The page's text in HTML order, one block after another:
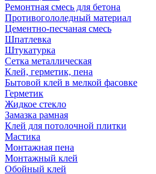
Ремонтная смесь для бетона
Противогололедный материал
Цементно-песчаная смесь
Шпатлевка
Штукатурка
Сетка металлическая
Клей, герметик, пена
Бытовой клей в мелкой фасовке
Герметик
Жидкое стекло
Замазка рамная
Клей для потолочной плитки
Мастика
Монтажная пена
Монтажный клей
Обойный клей